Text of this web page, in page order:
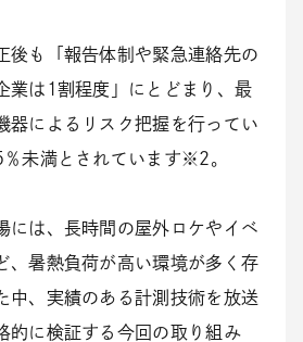
後も「報告体制や緊急連絡先の
業は1割程度」にとどまり、最
器によるリスク把握を行ってい
未満とされています※2。
には、長時間の屋外ロケやイベ
、暑熱負荷が高い環境が多く存
中、実績のある計測技術を放送
的に検証する今回の取り組み